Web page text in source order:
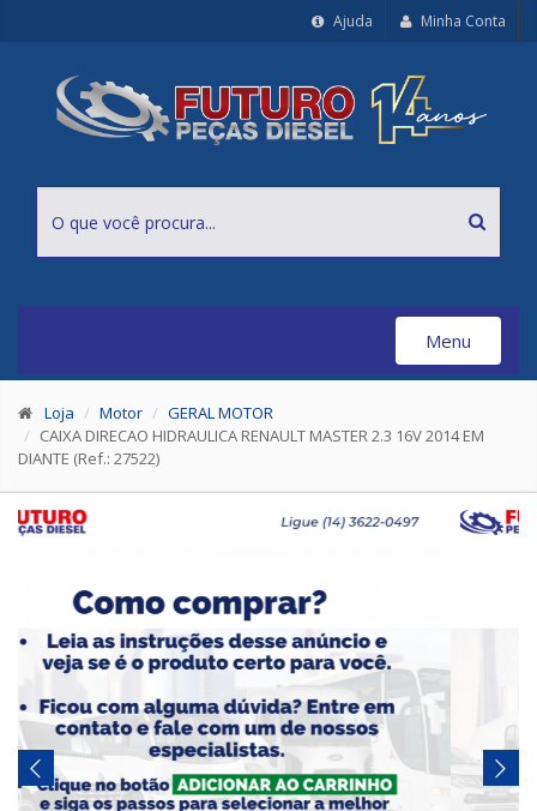
Ajuda Minha Conta
Menu
Toggle
Loja Motor
GERAL MOTOR
CAIXA DIRECAO HIDRAULICA RENAULT MASTER 2.3 16V 2014 EM
DIANTE (Ref.: 27522)